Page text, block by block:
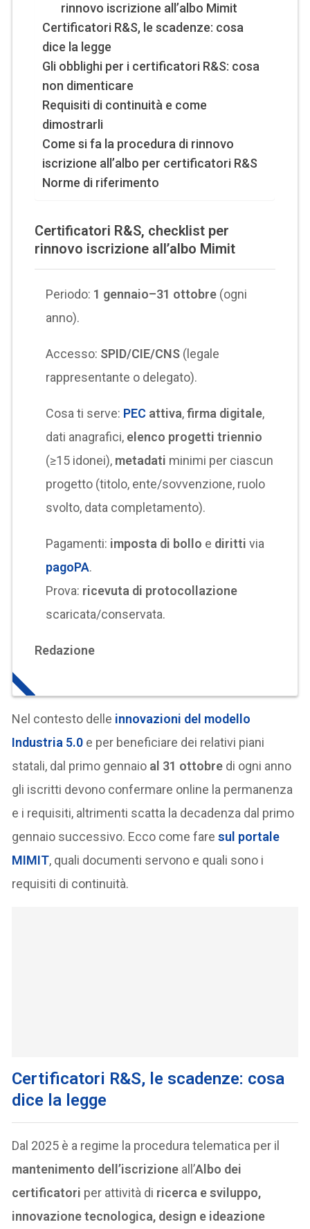
rinnovo iscrizione all’albo Mimit
Certificatori R&S, le scadenze: cosa
dice la legge
Gli obblighi per i certificatori R&S: cosa
non dimenticare
Requisiti di continuità e come
dimostrarli
Come si fa la procedura di rinnovo
iscrizione all’albo per certificatori R&S
Norme di riferimento
Certificatori R&S, checklist per
rinnovo iscrizione all’albo Mimit
Periodo: 1 gennaio–31 ottobre (ogni
anno).
Accesso: SPID/CIE/CNS (legale
rappresentante o delegato).
Cosa ti serve: PEC attiva,firma digitale,
dati anagrafici, elenco progetti triennio
(≥15 idonei), metadati minimi per ciascun
progetto (titolo, ente/sovvenzione, ruolo
svolto, data completamento).
Pagamenti: imposta di bollo e diritti via
pagoPA.
Prova: ricevuta di protocollazione
scaricata/conservata.
Redazione
Nel contesto delle innovazioni del modello
Industria 5.0 e per beneficiare dei relativi piani
statali, dal primo gennaio al 31 ottobre di ogni anno
gli iscritti devono confermare online la permanenza
e i requisiti, altrimenti scatta la decadenza dal primo
gennaio successivo. Ecco come faresul portale
MIMIT, quali documenti servono e quali sono i
requisiti di continuità.
Certificatori R&S, le scadenze: cosa
dice la legge
Dal 2025 è a regime la procedura telematica per il
mantenimento dell’iscrizione all’Albo dei
certificatori per attività di ricerca e sviluppo,
innovazione tecnologica, design e ideazione